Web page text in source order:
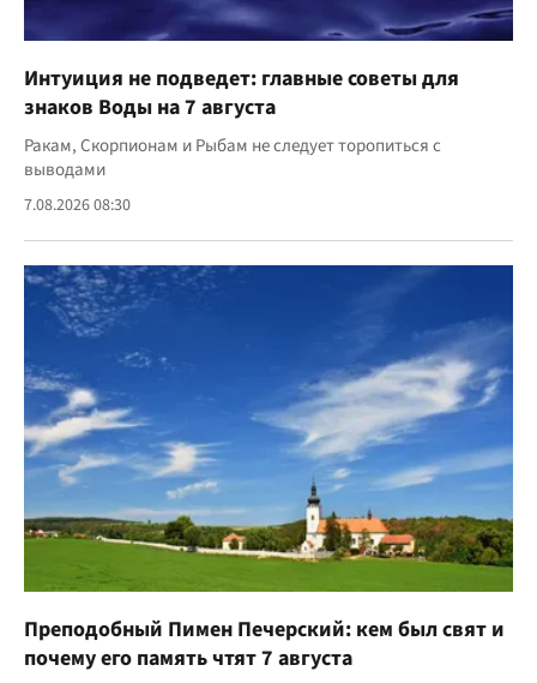
Интуиция не подведет: главные советы для
знаков Воды на 7 августа
Ракам, Скорпионам и Рыбам не следует торопиться с
выводами
7.08.2026 08:30
Преподобный Пимен Печерский: кем был свят и
почему его память чтят 7 августа